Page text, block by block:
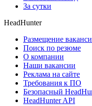
За сутки
HeadHunter
Размещение
Поиск по резюме
О компании
Наши вакансии
Реклама на сайте
Требования к ПО
Безопасный
HeadHunter API